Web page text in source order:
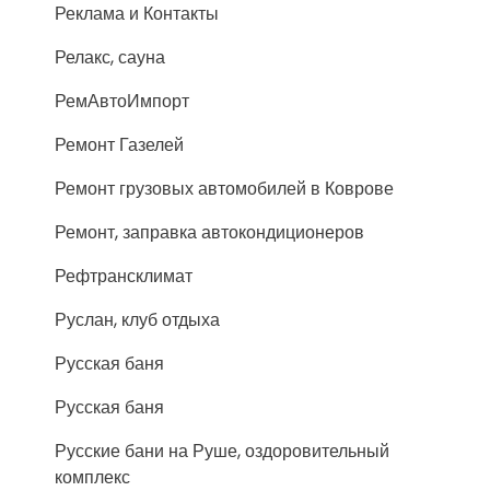
Реклама и Контакты
Релакс, сауна
РемАвтоИмпорт
Ремонт Газелей
Ремонт грузовых автомобилей в Коврове
Ремонт, заправка автокондиционеров
Рефтрансклимат
Руслан, клуб отдыха
Русская баня
Русская баня
Русские бани на Руше, оздоровительный
комплекс